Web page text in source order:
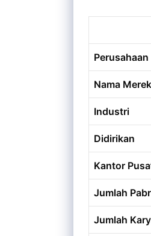
Perusahaan
Nama Merek
Industri
Didirikan
Kantor
Jumlah
Jumlah